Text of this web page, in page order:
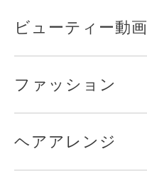
ビューティー動画
ファッション
ヘアアレンジ